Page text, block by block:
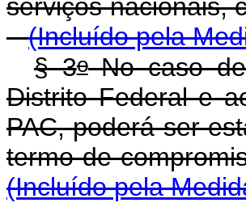
serviços
(Incluído pela
§ 3oNo caso de
Distrito Federal e
PAC, poderá ser
termo de
(Incluído pela